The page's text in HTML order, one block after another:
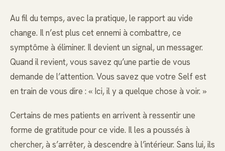
Au fil du temps, avec la pratique, le rapport au vide
change. Il n’est plus cet ennemi à combattre, ce
symptôme à éliminer. Il devient un signal, un messager.
Quand il revient, vous savez qu’une partie de vous
demande de l’attention. Vous savez que votre Self est
en train de vous dire : « Ici, il y a quelque chose à voir. »
Certains de mes patients en arrivent à ressentir une
forme de gratitude pour ce vide. Il les a poussés à
chercher, à s’arrêter, à descendre à l’intérieur. Sans lui, ils